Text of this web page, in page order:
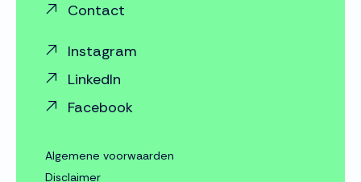
Contact
Instagram
LinkedIn
Facebook
Algemene voorwaarden
Disclaimer